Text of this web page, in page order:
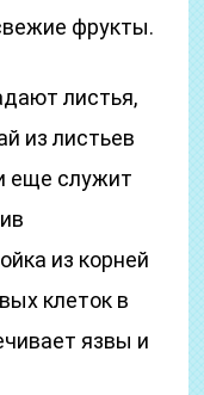
фрукты.
листья,
из листьев
еще служит
из корней
клеток в
язвы и